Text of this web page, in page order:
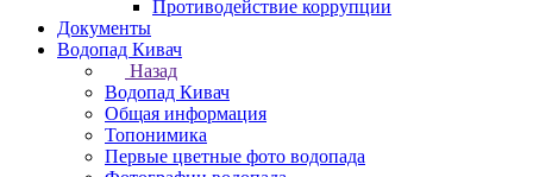
Противодействие коррупции
Документы
Водопад Кивач
Назад
Водопад Кивач
Общая информация
Топонимика
Первые цветные фото водопада